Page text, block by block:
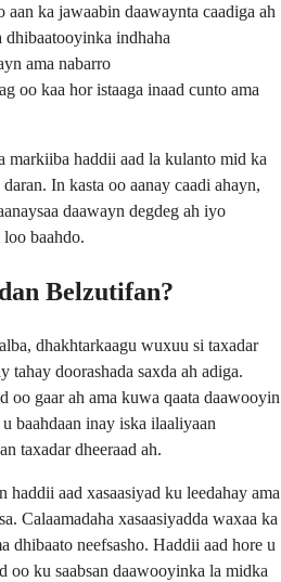
aan ka jawaabin daawaynta caadiga ah
dhibaatooyinka indhaha
ama nabarro
oo kaa hor istaaga inaad cunto ama
markiiba haddii aad la kulanto mid ka
In kasta oo aanay caadi ahayn,
daawayn degdeg ah iyo
baahdo.
Belzutifan?
dhakhtarkaagu wuxuu si taxadar
tahay doorashada saxda ah adiga.
oo gaar ah ama kuwa qaata daawooyin
baahdaan inay iska ilaaliyaan
taxadar dheeraad ah.
haddii aad xasaasiyad ku leedahay ama
Calaamadaha xasaasiyadda waxaa ka
dhibaato neefsasho. Haddii aad hore u
oo ku saabsan daawooyinka la midka